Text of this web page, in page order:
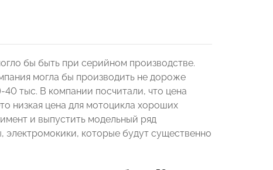
бы быть при серийном производстве.
могла бы производить не дороже
тыс. В компании посчитали, что цена
низкая цена для мотоцикла хороших
и выпустить модельный ряд
электромокики, которые будут существенно